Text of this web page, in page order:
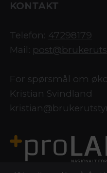
KONTAKT
Telefon: 47298179
Mail:
For spørsmål om
Kristian Svindland